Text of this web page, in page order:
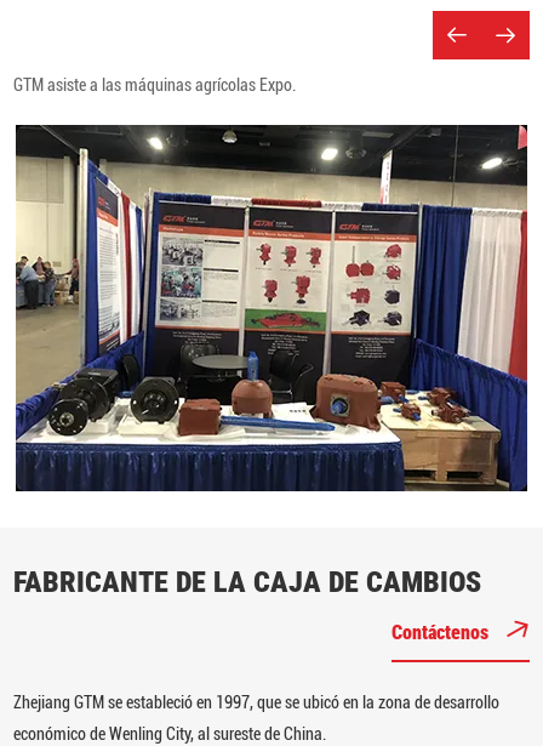
GTM asiste a las máquinas agrícolas Expo.
FABRICANTE DE LA CAJA DE CAMBIOS
Contáctenos
Zhejiang GTM se estableció en 1997, que se ubicó en la zona de desarrollo
económico de Wenling City, al sureste de China.